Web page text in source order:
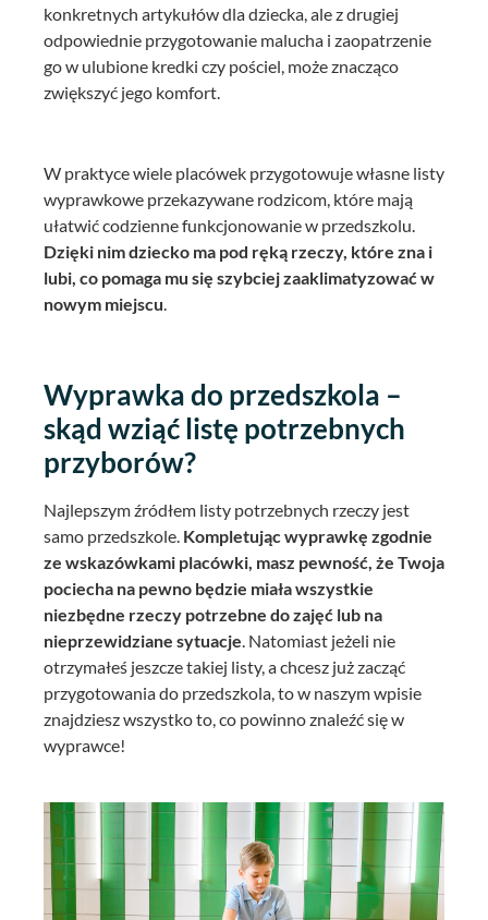
konkretnych artykułów dla dziecka, ale z drugiej
odpowiednie przygotowanie malucha i zaopatrzenie
go w ulubione kredki czy pościel, może znacząco
zwiększyć jego komfort.
W praktyce wiele placówek przygotowuje własne listy
wyprawkowe przekazywane rodzicom, które mają
ułatwić codzienne funkcjonowanie w przedszkolu.
Dzięki nim dziecko ma pod ręką rzeczy, które zna i
lubi, co pomaga mu się szybciej zaaklimatyzować w
nowym miejscu.
Wyprawka do przedszkola –
skąd wziąć listę potrzebnych
przyborów?
Najlepszym źródłem listy potrzebnych rzeczy jest
samo przedszkole. Kompletując wyprawkę zgodnie
ze wskazówkami placówki, masz pewność, że Twoja
pociecha na pewno będzie miała wszystkie
niezbędne rzeczy potrzebne do zajęć lub na
nieprzewidziane sytuacje . Natomiast jeżeli nie
otrzymałeś jeszcze takiej listy, a chcesz już zacząć
przygotowania do przedszkola, to w naszym wpisie
znajdziesz wszystko to, co powinno znaleźć się w
wyprawce!